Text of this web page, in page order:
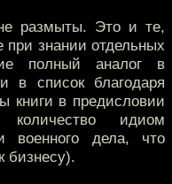
размыты. Это и те,
знании отдельных
полный аналог в
в список благодаря
книги в предисловии
идиом
военного дела, что
бизнесу).